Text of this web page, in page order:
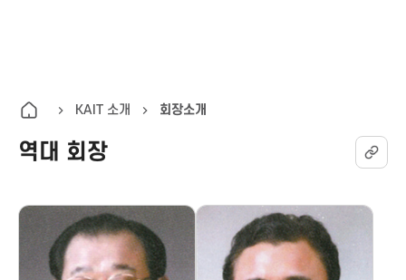
I
T
한
국
열
기
KAIT 소개 회장소개
역대 회장